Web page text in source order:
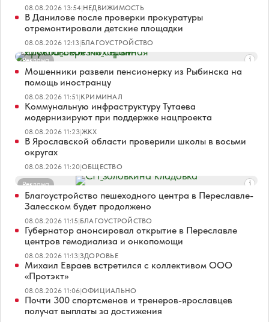
08.08.2026 13:54|НЕДВИЖИМОСТЬ
В Данилове после проверки прокуратуры
отремонтировали детские площадки
08.08.2026 12:13|БЛАГОУСТРОЙСТВО
Реклама
Мошенники развели пенсионерку из Рыбинска на
помощь иностранцу
08.08.2026 11:51|КРИМИНАЛ
Коммунальную инфраструктуру Тутаева
модернизируют при поддержке нацпроекта
08.08.2026 11:23|ЖКХ
В Ярославской области проверили школы в восьми
округах
08.08.2026 11:20|ОБЩЕСТВО
Реклама
Благоустройство пешеходного центра в Переславле-
Залесском будет продолжено
08.08.2026 11:15|БЛАГОУСТРОЙСТВО
Губернатор анонсировал открытие в Переславле
центров гемодиализа и онкопомощи
08.08.2026 11:13|ЗДОРОВЬЕ
Михаил Евраев встретился с коллективом ООО
«Протэкт»
08.08.2026 11:06|ОФИЦИАЛЬНО
Почти 300 спортсменов и тренеров-ярославцев
получат выплаты за достижения